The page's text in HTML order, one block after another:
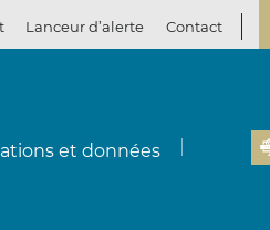
Lanceur d’alerte Contact
et données